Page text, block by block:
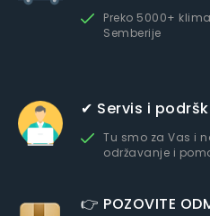
Preko 5000+
Semberije
✔ Servis i
Tu smo za Vas i
održavanje i
👉 POZOVITE